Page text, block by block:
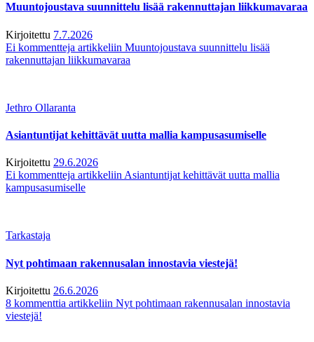
Muuntojoustava suunnittelu lisää rakennuttajan liikkumavaraa
Kirjoitettu 7.7.2026
Ei kommentteja artikkeliin Muuntojoustava suunnittelu lisää
rakennuttajan liikkumavaraa
Jethro Ollaranta
Asiantuntijat kehittävät uutta mallia kampusasumiselle
Kirjoitettu 29.6.2026
Ei kommentteja artikkeliin Asiantuntijat kehittävät uutta mallia
kampusasumiselle
Tarkastaja
Nyt pohtimaan rakennusalan innostavia viestejä!
Kirjoitettu 26.6.2026
8 kommenttia artikkeliin Nyt pohtimaan rakennusalan innostavia
viestejä!